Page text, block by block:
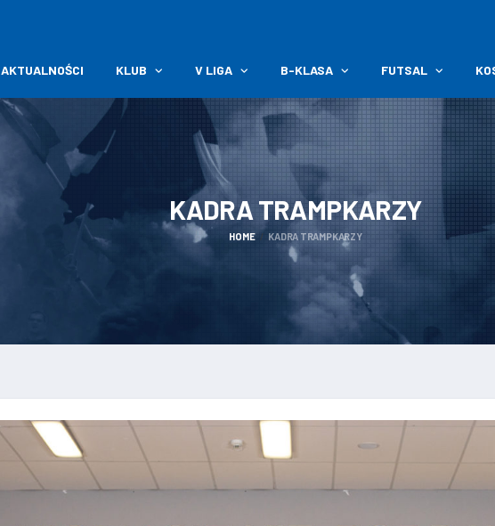
AKTUALNOŚCI KLUB V LIGA B-KLASA FUTSAL
KADRATRAMPKARZY
HOME KADRA TRAMPKARZY